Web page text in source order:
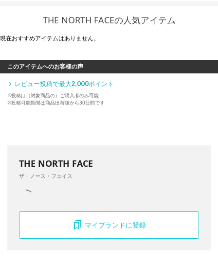
THE NORTH FACEの人気アイテム
現在おすすめアイテムはありません。
このアイテムへのお客様の声
レビュー投稿で最大2,000ポイント
※投稿は（対象商品の）ご購入者のみ可能
※投稿可能期間は商品出荷後から30日間です
THE NORTH FACE
ザ・ノース・フェイス
マイブランドに登録